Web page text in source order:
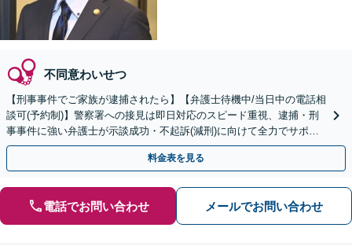
不同意わいせつ
【刑事事件でご家族が逮捕されたら】【弁護士待機中/当日中の電話相
談可(予約制)】警察署への接見は即日対応のスピード重視、逮捕・刑
事事件に強い弁護士が示談成功・不起訴(減刑)に向けて全力でサポー
トします。【加害者側の相談専門】
料金表を見る
電話でお問い合わせ メールでお問い合わせ